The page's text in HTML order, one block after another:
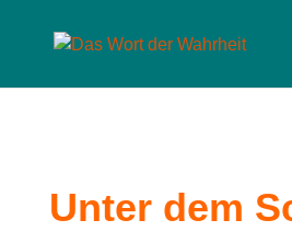
Unter dem